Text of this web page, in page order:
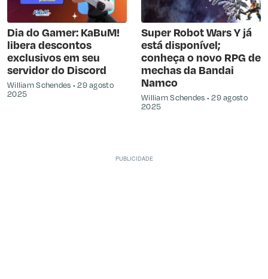
Dia do Gamer: KaBuM!
libera descontos
exclusivos em seu
servidor do Discord
William Schendes
29 agosto
2025
Super Robot Wars Y já
está disponível;
conheça o novo RPG de
mechas da Bandai
Namco
William Schendes
29 agosto
2025